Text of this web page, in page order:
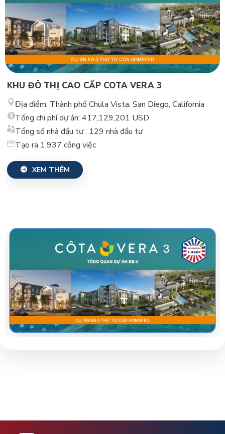
KHU ĐÔ THỊ CAO CẤP COTA VERA 3
Địa điểm: Thành phố Chula Vista, San Diego, California
Tổng chi phí dự án: 417,129,201 USD
Tổng số nhà đầu tư : 129 nhà đầu tư
Tạo ra 1,937 công việc
XEM THÊM